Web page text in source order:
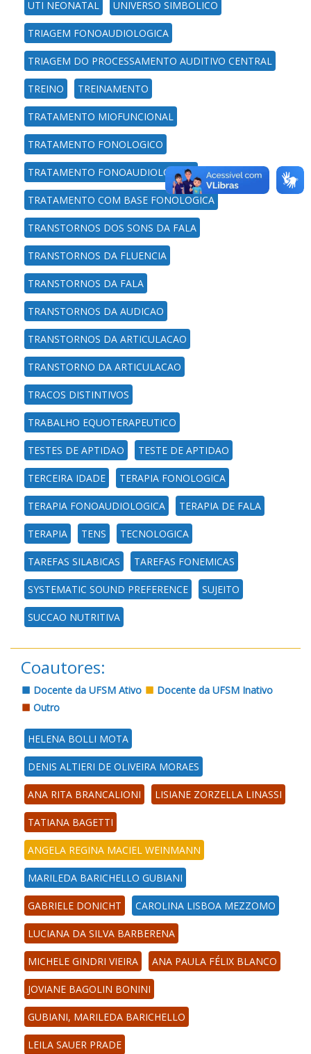
UTI NEONATAL UNIVERSO SIMBOLICO
TRIAGEM FONOAUDIOLOGICA
TRIAGEM DO PROCESSAMENTO AUDITIVO CENTRAL
TREINO TREINAMENTO
TRATAMENTO MIOFUNCIONAL
TRATAMENTO FONOLOGICO
TRATAMENTO FONOAUDIOLOGICO
TRATAMENTO COM BASE FONOLOGICA
TRANSTORNOS DOS SONS DA FALA
TRANSTORNOS DA FLUENCIA
TRANSTORNOS DA FALA
TRANSTORNOS DA AUDICAO
TRANSTORNOS DA ARTICULACAO
TRANSTORNO DA ARTICULACAO
TRACOS DISTINTIVOS
TRABALHO EQUOTERAPEUTICO
TESTES DE APTIDAO TESTE DE APTIDAO
TERCEIRA IDADE TERAPIA FONOLOGICA
TERAPIA FONOAUDIOLOGICA TERAPIA DE FALA
TERAPIA TENS TECNOLOGICA
TAREFAS SILABICAS TAREFAS FONEMICAS
SYSTEMATIC SOUND PREFERENCE SUJEITO
SUCCAO NUTRITIVA
Coautores:
Docente da UFSM Ativo
Docente da UFSM Inativo
Outro
HELENA BOLLI MOTA
DENIS ALTIERI DE OLIVEIRA MORAES
ANA RITA BRANCALIONI LISIANE ZORZELLA LINASSI
TATIANA BAGETTI
ANGELA REGINA MACIEL WEINMANN
MARILEDA BARICHELLO GUBIANI
GABRIELE DONICHT CAROLINA LISBOA MEZZOMO
LUCIANA DA SILVA BARBERENA
MICHELE GINDRI VIEIRA ANA PAULA FÉLIX BLANCO
JOVIANE BAGOLIN BONINI
GUBIANI, MARILEDA BARICHELLO
LEILA SAUER PRADE